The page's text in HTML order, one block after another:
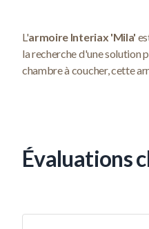
L'armoire Interiax 'Mila'
la recherche d'une solution
chambre à coucher, cette
Évaluations